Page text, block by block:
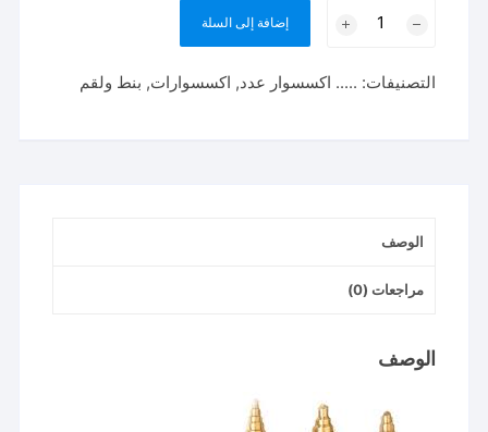
drill
tacsd2051
إضافة إلى السلة
التصنيفات: ..... اكسسوار عدد, اكسسوارات, بنط ولقم
الوصف
مراجعات (0)
الوصف